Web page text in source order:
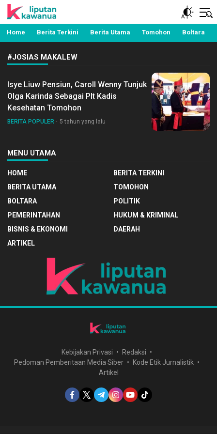
Liputan Kawanua
Berita Manado, Sulawesi Utara, Kawanua, Politik,
Pemerintahan, Hukum Kriminal dan Nasional
Home Berita Terkini Berita Utama Tomohon Boltara
#JOSIAS MAKALEW
Isye Liuw Pensiun, Caroll Wenny Tunjuk
Olga Karinda Sebagai Plt Kadis
Kesehatan Tomohon
BERITA POPULER 5 tahun yang lalu
MENU UTAMA
HOME
BERITA TERKINI
BERITA UTAMA
TOMOHON
BOLTARA
POLITIK
PEMERINTAHAN
HUKUM & KRIMINAL
BISNIS & EKONOMI
DAERAH
ARTIKEL
Kebijakan Privasi
Redaksi
Pedoman Pemberitaan Media Siber
Kode Etik Jurnalistik
Artikel